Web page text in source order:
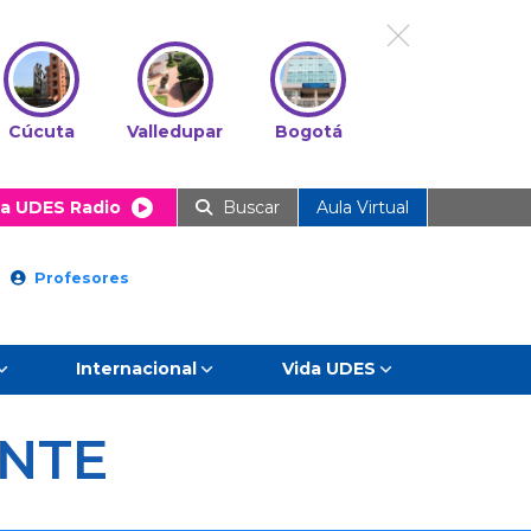
Cúcuta Valledupar Bogotá
UDES Radio Buscar Aula Virtual
Profesores
Internacional Vida UDES